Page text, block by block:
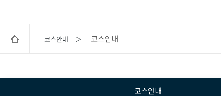
코스안내 ＞ 코스안내
코스안내